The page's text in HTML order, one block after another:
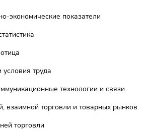
экономические показатели
труда
технологии и связи
взаимной торговли и товарных рынков
торговли